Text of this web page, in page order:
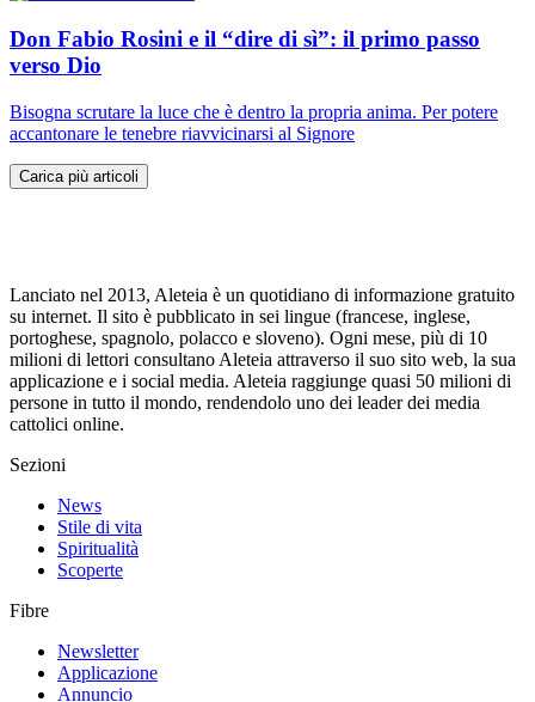
Don Fabio Rosini e il “dire di sì”: il primo passo
verso Dio
Bisogna scrutare la luce che è dentro la propria anima. Per potere
accantonare le tenebre riavvicinarsi al Signore
Carica più articoli
Lanciato nel 2013, Aleteia è un quotidiano di informazione gratuito
su internet. Il sito è pubblicato in sei lingue (francese, inglese,
portoghese, spagnolo, polacco e sloveno). Ogni mese, più di 10
milioni di lettori consultano Aleteia attraverso il suo sito web, la sua
applicazione e i social media. Aleteia raggiunge quasi 50 milioni di
persone in tutto il mondo, rendendolo uno dei leader dei media
cattolici online.
Sezioni
News
Stile di vita
Spiritualità
Scoperte
Fibre
Newsletter
Applicazione
Annuncio